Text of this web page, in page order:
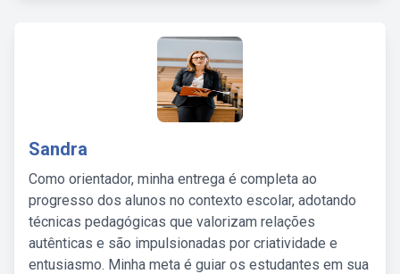
Sandra
Como orientador, minha entrega é completa ao
progresso dos alunos no contexto escolar, adotando
técnicas pedagógicas que valorizam relações
autênticas e são impulsionadas por criatividade e
entusiasmo. Minha meta é guiar os estudantes em sua